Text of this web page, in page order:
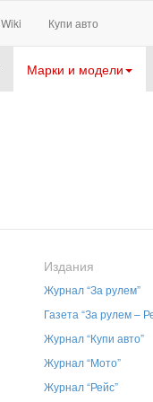
Wiki Купи авто
Марки и модели
Издания
Журнал “За рулем”
Газета “За рулем –
Журнал “Купи авто”
Журнал “Мото”
Журнал “Рейс”